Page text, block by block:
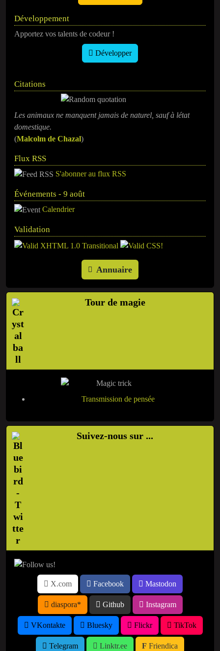
Développement
Apportez vos talents de codeur !
Développer
Citations
Les animaux ne manquent jamais de naturel, sauf à létat
domestique.
(Malcolm de Chazal)
Flux RSS
S'abonner au flux RSS
Événements - 9 août
Calendrier
Validation
Annuaire
Tour de magie
Transmission de pensée
Suivez-nous sur ...
X.com Facebook Mastodon
diaspora* Github Instagram
VKontakte Bluesky Flickr TikTok
Telegram Linktr.ee Friendica